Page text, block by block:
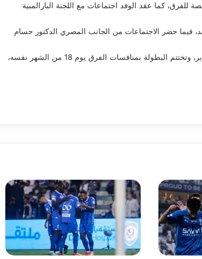
للفرق، كما عقد الوفد اجتماعات مع اللجنة البارالمبية
فيما حضر الاجتماعات من الجانب المصري الدكتور حسام
وتنطلق المنافسات يوم 9 أكتوبر بمباريات الناشئين والناشئات وتستمر يومين، على أن تبدأ منافسات الكبار من 11 حتى 17 أكتوبر، وتختتم البطولة بمنافسات الفرق يوم 18 من الشهر نفسه،